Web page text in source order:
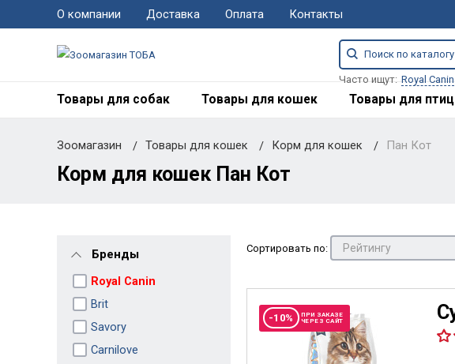
О компании Доставка Оплата Контакты
Часто ищут: Royal Canin
Товары для собак Товары для кошек Товары для птиц
Зоомагазин Товары для кошек Корм для кошек Пан Кот
Корм для кошек Пан Кот
Бренды
Royal Canin
Brit
Savory
Carnilove
Сортировать по:
-10%
ПРИ ЗАКАЗЕ
ЧЕРЕЗ САЙТ